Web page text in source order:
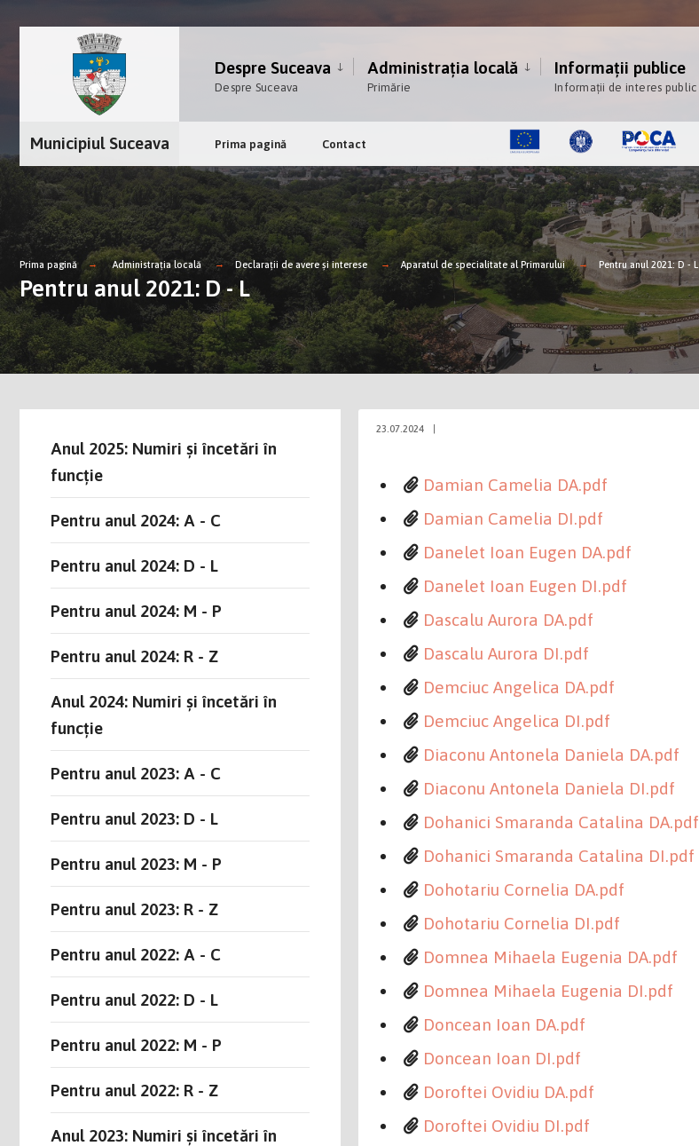
Despre Suceava
Despre Suceava
Administrația locală
Primărie
Informații publice
Informații de interes public
Municipiul Suceava Prima pagină Contact
Prima pagină Administrația locală Declarații de avere și interese Aparatul de specialitate al Primarului Pentru anul 2021: D - L
Pentru anul 2021: D - L
23.07.2024
Damian Camelia DA.pdf
Damian Camelia DI.pdf
Danelet Ioan Eugen DA.pdf
Danelet Ioan Eugen DI.pdf
Dascalu Aurora DA.pdf
Dascalu Aurora DI.pdf
Demciuc Angelica DA.pdf
Demciuc Angelica DI.pdf
Diaconu Antonela Daniela DA.pdf
Diaconu Antonela Daniela DI.pdf
Dohanici Smaranda Catalina DA.pdf
Dohanici Smaranda Catalina DI.pdf
Dohotariu Cornelia DA.pdf
Dohotariu Cornelia DI.pdf
Domnea Mihaela Eugenia DA.pdf
Domnea Mihaela Eugenia DI.pdf
Doncean Ioan DA.pdf
Doncean Ioan DI.pdf
Doroftei Ovidiu DA.pdf
Doroftei Ovidiu DI.pdf
Anul 2025: Numiri și încetări în
funcție
Pentru anul 2024: A - C
Pentru anul 2024: D - L
Pentru anul 2024: M - P
Pentru anul 2024: R - Z
Anul 2024: Numiri și încetări în
funcție
Pentru anul 2023: A - C
Pentru anul 2023: D - L
Pentru anul 2023: M - P
Pentru anul 2023: R - Z
Pentru anul 2022: A - C
Pentru anul 2022: D - L
Pentru anul 2022: M - P
Pentru anul 2022: R - Z
Anul 2023: Numiri și încetări în